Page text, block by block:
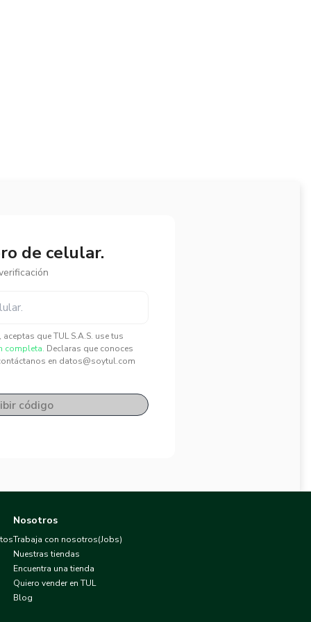
de celular.
que TUL S.A.S. use tus
completa. Declaras que conoces
en datos@soytul.com
código
Nosotros
Trabaja con nosotros(Jobs)
Nuestras tiendas
Encuentra una tienda
Quiero vender en TUL
Blog